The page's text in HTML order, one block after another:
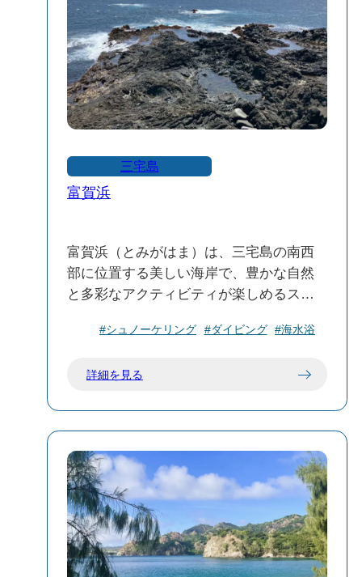
三宅島
富賀浜
富賀浜（とみがはま）は、三宅島の南西
部に位置する美しい海岸で、豊かな自然
と多彩なアクティビティが楽しめるスポ
リングに適した透明度の高い海が魅力
楽しめます。また、富賀浜周辺は、火山
す。アクセスは、三宅島の主要道路から
車で約15分程度で、駐車場も整備されて
います。訪れる際は、自然環境を大切に
しながら、三宅島ならではの海と景観を
満喫してください。
#シュノーケリング #ダイビング #海水浴
詳細を見る